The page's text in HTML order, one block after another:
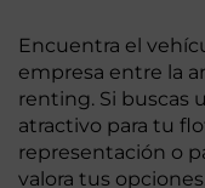
Encuentra el
empresa entre la
renting. Si buscas
atractivo para tu
representación o
valora tus opciones.